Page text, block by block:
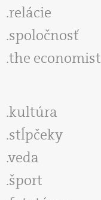
relácie
spoločnosť
the economist
kultúra
stĺpčeky
veda
šport